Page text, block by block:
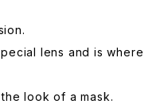
lens and is where
look of a mask.